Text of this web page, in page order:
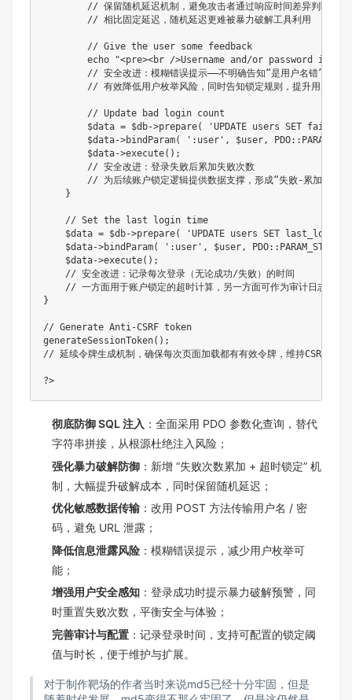
// 保留随机延迟机制，避免攻击者通过响应时间差异判断“用
// 相比固定延迟，随机延迟更难被暴力破解工具利用
// Give the user some feedback
echo
"<pre><br />Username and/or password
// 安全改进：模糊错误提示——不明确告知“是用户名错”还是“
// 有效降低用户枚举风险，同时告知锁定规则，提升用户体验
// Update bad login count
$data = $db->prepare(
'UPDATE users SET
$data->bindParam( ':user' , $user, PDO:: PARAM_STR
$data->execute( ) ;
// 安全改进：登录失败后累加失败次数
// 为后续账户锁定逻辑提供数据支撑，形成“失败-累加-锁定
}
// Set the last login time
$data = $db->prepare(
'UPDATE users SET last_login
$data->bindParam( ':user' , $user, PDO:: PARAM_STR
$data->execute( ) ;
// 安全改进：记录每次登录（无论成功/失败）的时间
// 一方面用于账户锁定的超时计算，另一方面可作为审计日志，便
}
// Generate Anti-CSRF token
generateSessionToken( ) ;
// 延续令牌生成机制，确保每次页面加载都有有效令牌，维持CSRF防御
?>
彻底防御 SQL 注入 ：全面采用 PDO 参数化查询，替代
字符串拼接，从根源杜绝注入风险；
强化暴力破解防御 ：新增 “失败次数累加 + 超时锁定” 机
制，大幅提升破解成本，同时保留随机延迟；
优化敏感数据传输 ：改用 POST 方法传输用户名 / 密
码，避免 URL 泄露；
降低信息泄露风险 ：模糊错误提示，减少用户枚举可
能；
增强用户安全感知 ：登录成功时提示暴力破解预警，同
时重置失败次数，平衡安全与体验；
完善审计与配置 ：记录登录时间，支持可配置的锁定阈
值与时长，便于维护与扩展。
对于制作靶场的作者当时来说md5已经十分牢固，但是